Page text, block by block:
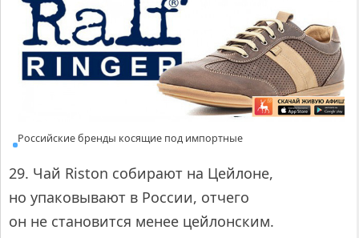
Российские бренды косящие под импортные
29. Чай Riston собирают на Цейлоне,
но упаковывают в России, отчего
он не становится менее цейлонским.